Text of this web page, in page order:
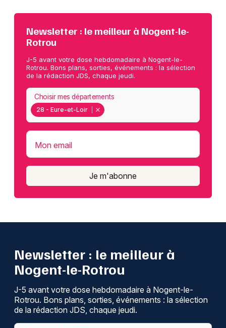
Newsletter : le meilleur à Nogent-le-
Rotrou
J-5 avant votre dose hebdomadaire à Nogent-le-
Rotrou. Bons plans, sorties, événements : la sélection
de la rédaction JDS, chaque jeudi.
28 - Eure-et-Loir
Choisir mes départements
Mon email
Je m'abonne
Newsletter : le meilleur à
Nogent-le-Rotrou
J-5 avant votre dose hebdomadaire à Nogent-le-
Rotrou. Bons plans, sorties, événements : la sélection
de la rédaction JDS, chaque jeudi.